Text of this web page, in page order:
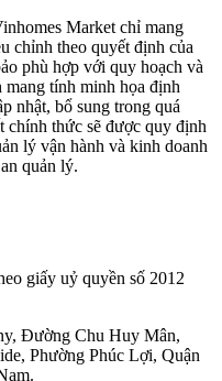
Market chỉ mang
chỉnh theo quyết định của
phù hợp với quy hoạch và
tính minh họa định
nhật, bổ sung trong quá
chính thức sẽ được quy định
lý vận hành và kinh doanh
quản lý.
giấy uỷ quyền số 2012
Đường Chu Huy Mân,
Phường Phúc Lợi, Quận